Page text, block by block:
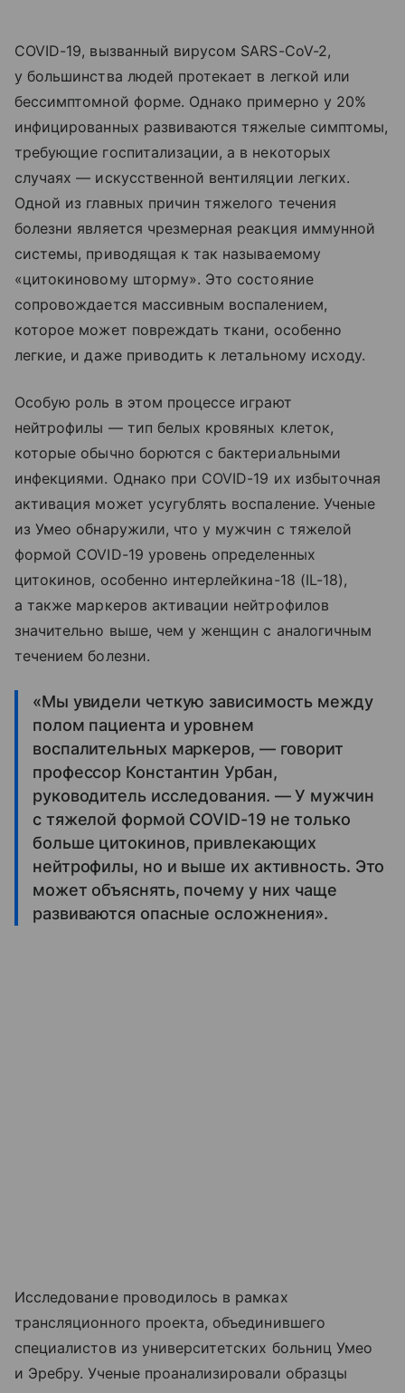
COVID-19, вызванный вирусом SARS-CoV-2,
у большинства людей протекает в легкой или
бессимптомной форме. Однако примерно у 20%
инфицированных развиваются тяжелые симптомы,
требующие госпитализации, а в некоторых
случаях — искусственной вентиляции легких.
Одной из главных причин тяжелого течения
болезни является чрезмерная реакция иммунной
системы, приводящая к так называемому
«цитокиновому шторму». Это состояние
сопровождается массивным воспалением,
которое может повреждать ткани, особенно
легкие, и даже приводить к летальному исходу.
Особую роль в этом процессе играют
нейтрофилы — тип белых кровяных клеток,
которые обычно борются с бактериальными
инфекциями. Однако при COVID-19 их избыточная
активация может усугублять воспаление. Ученые
из Умео обнаружили, что у мужчин с тяжелой
формой COVID-19 уровень определенных
цитокинов, особенно интерлейкина-18 (IL-18),
а также маркеров активации нейтрофилов
значительно выше, чем у женщин с аналогичным
течением болезни.
«Мы увидели четкую зависимость между
полом пациента и уровнем
воспалительных маркеров, — говорит
профессор Константин Урбан,
руководитель исследования. — У мужчин
с тяжелой формой COVID-19 не только
больше цитокинов, привлекающих
нейтрофилы, но и выше их активность. Это
может объяснять, почему у них чаще
развиваются опасные осложнения».
Исследование проводилось в рамках
трансляционного проекта, объединившего
специалистов из университетских больниц Умео
и Эребру. Ученые проанализировали образцы